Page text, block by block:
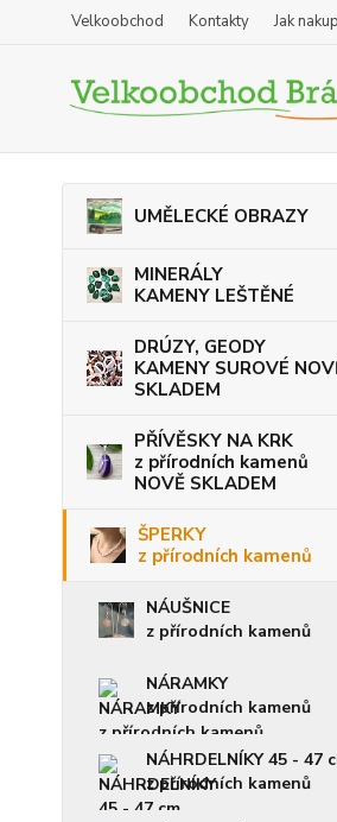
Velkoobchod Kontakty Jak
UMĚLECKÉ OBRAZY
MINERÁLY
KAMENY LEŠTĚNÉ
DRÚZY, GEODY
KAMENY SUROVÉ
SKLADEM
PŘÍVĚSKY NA KRK
z přírodních kamenů
NOVĚ SKLADEM
ŠPERKY
z přírodních kamenů
NÁUŠNICE
z přírodních kamenů
NÁRAMKY
z přírodních kamenů
NÁHRDELNÍKY 45 - 47
z přírodních kamenů